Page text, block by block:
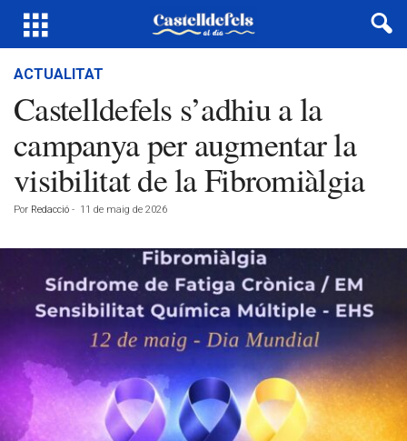
ACTUALITAT
Castelldefels s’adhiu a la
campanya per augmentar la
visibilitat de la Fibromiàlgia
Por Redacció - 11 de maig de 2026